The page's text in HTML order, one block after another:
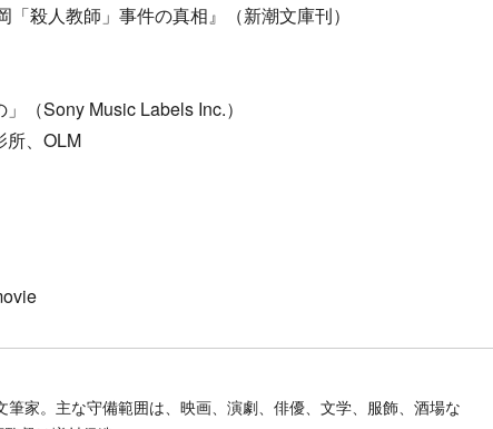
殺人教師」事件の真相』（新潮文庫刊）
（Sony Music Labels Inc.）
所、OLM
筆家。主な守備範囲は、映画、演劇、俳優、文学、服飾、酒場な